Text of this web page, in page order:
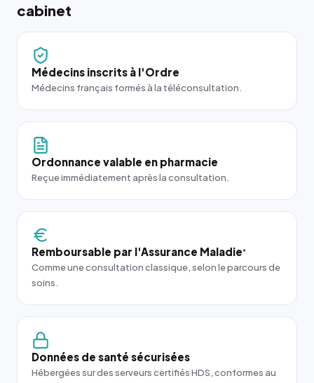
cabinet
Médecins inscrits à l'Ordre
Médecins français formés à la téléconsultation.
Ordonnance valable en pharmacie
Reçue immédiatement après la consultation.
Remboursable par l'Assurance Maladie*
Comme une consultation classique, selon le parcours de
soins.
Données de santé sécurisées
Hébergées sur des serveurs certifiés HDS, conformes au